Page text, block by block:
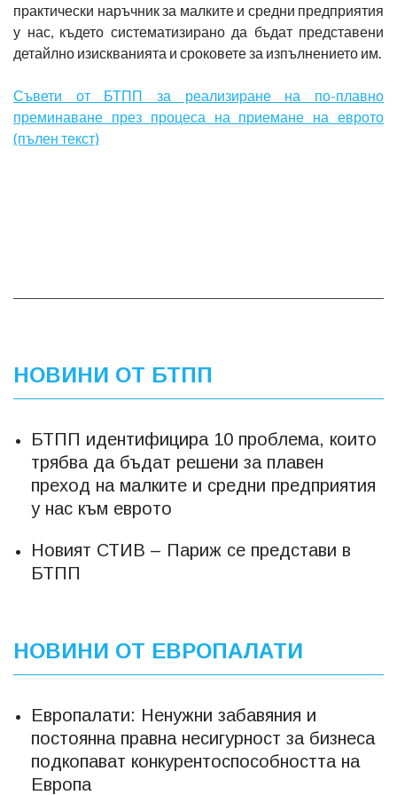
практически наръчник за малките и средни предприятия
у нас, където систематизирано да бъдат представени
детайлно изискванията и сроковете за изпълнението им.
Съвети от БТПП за реализиране на по-плавно
преминаване през процеса на приемане на еврото
(пълен текст)
НОВИНИ ОТ БТПП
БТПП идентифицира 10 проблема, които
трябва да бъдат решени за плавен
преход на малките и средни предприятия
у нас към еврото
Новият СТИВ – Париж се представи в
БТПП
НОВИНИ ОТ ЕВРОПАЛАТИ
Европалати: Ненужни забавяния и
постоянна правна несигурност за бизнеса
подкопават конкурентоспособността на
Европа